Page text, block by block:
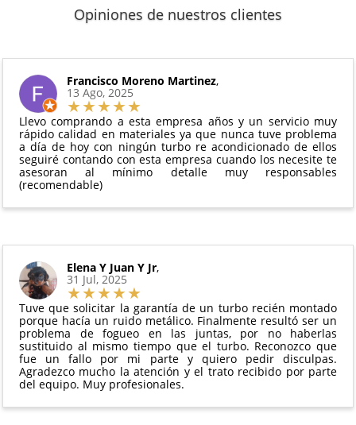
Los plazos pueden variar según el destino y la
disponibilidad del producto.
(excepto los indicados a continuación).
6 meses de garantía
y compresores de aire acondicionado.
Todas nuestras garantías cumplen con la legislación
vigente. Consulta nuestras
para más información.
pedido.
14 días naturales desde la fecha de entrega.
El productono debe haber sido montado ni
manipulado
Debe devolverse en su
perfectas condiciones
Opiniones de nuestros clientes
Francisco Moreno Martinez,
13 Ago, 2025
Llevo comprando a esta empresa años y un servicio muy
rápido calidad en materiales ya que nunca tuve problema
a día de hoy con ningún turbo re acondicionado de ellos
seguiré contando con esta empresa cuando los necesite te
asesoran al mínimo detalle muy responsables
(recomendable)
Elena Y Juan Y Jr,
31 Jul, 2025
Tuve que solicitar la garantía de un turbo recién montado
porque hacía un ruido metálico. Finalmente resultó ser un
problema de fogueo en las juntas, por no haberlas
sustituido al mismo tiempo que el turbo. Reconozco que
fue un fallo por mi parte y quiero pedir disculpas.
Agradezco mucho la atención y el trato recibido por parte
del equipo. Muy profesionales.